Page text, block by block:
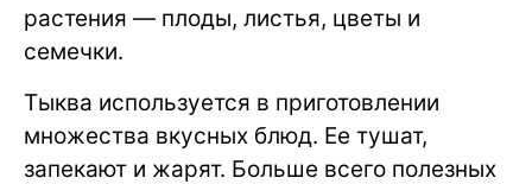
растения — плоды, листья, цветы и
семечки.
Тыква используется в приготовлении
множества вкусных блюд. Ее тушат,
запекают и жарят. Больше всего полезных